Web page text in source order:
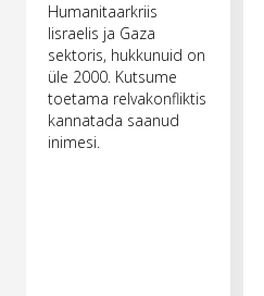
Humanitaarkriis
Iisraelis ja Gaza
sektoris, hukkunuid on
üle 2000. Kutsume
toetama relvakonfliktis
kannatada saanud
inimesi.